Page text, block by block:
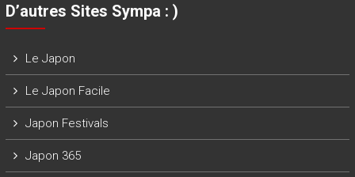
D’autres Sites Sympa : )
Le Japon
Le Japon Facile
Japon Festivals
Japon 365